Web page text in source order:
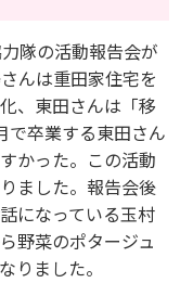
隊の活動報告会が
んは重田家住宅を
、東田さんは「移
で卒業する東田さん
かった。この活動
ました。報告会後
になっている玉村
野菜のポタージュ
りました。